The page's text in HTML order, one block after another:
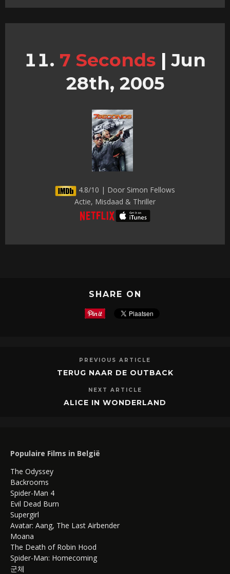
7 Seconds | Jun
28th, 2005
4.8/10 | Door Simon Fellows
Actie, Misdaad & Thriller
SHARE ON
PREVIOUS ARTICLE
TERUG NAAR DE OUTBACK
NEXT ARTICLE
ALICE IN WONDERLAND
Populaire Films in België
The Odyssey
Backrooms
Spider-Man 4
Evil Dead Burn
Supergirl
Avatar: Aang, The Last Airbender
Moana
The Death of Robin Hood
Spider-Man: Homecoming
군체